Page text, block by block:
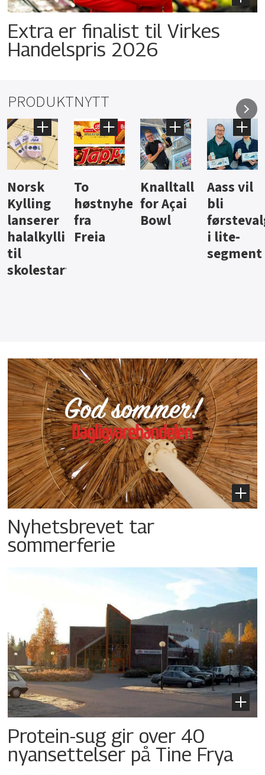
Extra er finalist til Virkes
Handelspris 2026
PRODUKTNYTT
Knalltall
for Açai
Bowl
Aass vil
bli
førstevalg
i lite-
Brus og
jus fra
Berentsen
Hard
iste fra
Hansa
Nyhetsbrevet tar
sommerferie
Protein-sug gir over 40
nyansettelser på Tine Frya